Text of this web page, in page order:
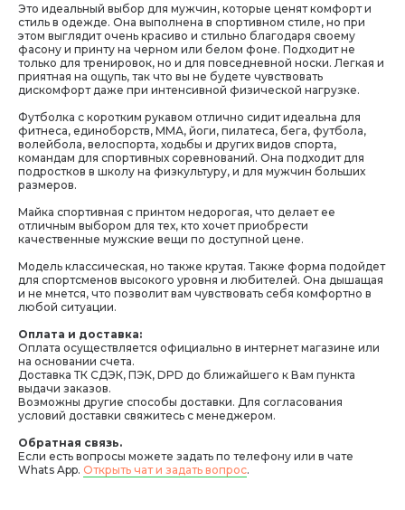
Это идеальный выбор для мужчин, которые ценят комфорт и
стиль в одежде. Она выполнена в спортивном стиле, но при
этом выглядит очень красиво и стильно благодаря своему
фасону и принту на черном или белом фоне. Подходит не
только для тренировок, но и для повседневной носки. Легкая и
приятная на ощупь, так что вы не будете чувствовать
дискомфорт даже при интенсивной физической нагрузке.
Футболка c коротким рукавом отлично сидит идеальна для
фитнеса, единоборств, ММА, йоги, пилатеса, бега, футбола,
волейбола, велоспорта, ходьбы и других видов спорта,
командам для спортивных соревнований. Она подходит для
подростков в школу на физкультуру, и для мужчин больших
размеров.
Майка спортивная с принтом недорогая, что делает ее
отличным выбором для тех, кто хочет приобрести
качественные мужские вещи по доступной цене.
Модель классическая, но также крутая. Также форма подойдет
для спортсменов высокого уровня и любителей. Она дышащая
и не мнется, что позволит вам чувствовать себя комфортно в
любой ситуации.
Оплата и доставка:
Оплата осуществляется официально в интернет магазине или
на основании счета.
Доставка ТК СДЭК, ПЭК, DPD до ближайшего к Вам пункта
выдачи заказов.
Возможны другие способы доставки. Для согласования
условий доставки свяжитесь с менеджером.
Обратная связь.
Если есть вопросы можете задать по телефону или в чате
Whats App. Открыть чат и задать вопрос.